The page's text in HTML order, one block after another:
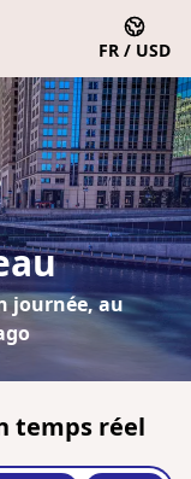
FR / USD
journée, au
temps réel